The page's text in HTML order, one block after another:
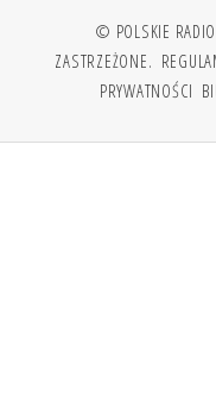
© POLSKIE
ZASTRZEŻONE.
PRYWATNOŚCI